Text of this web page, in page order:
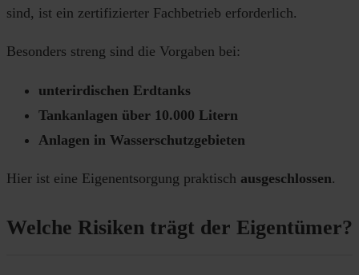
sind, ist ein zertifizierter Fachbetrieb erforderlich.
Besonders streng sind die Vorgaben bei:
unterirdischen Erdtanks
Tankanlagen über 10.000 Litern
Anlagen in Wasserschutzgebieten
Hier ist eine Eigenentsorgung praktisch ausgeschlossen.
Welche Risiken trägt der Eigentümer?